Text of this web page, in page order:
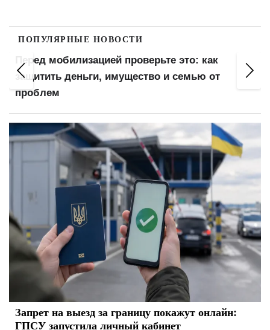
ПОПУЛЯРНЫЕ НОВОСТИ
Перед мобилизацией проверьте это: как
защитить деньги, имущество и семью от
проблем
Запрет на выезд за границу покажут онлайн:
ГПСУ запустила личный кабинет